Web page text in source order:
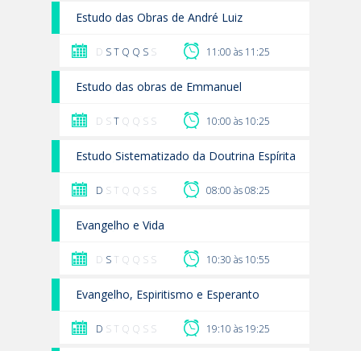
Estudo das Obras de André Luiz
D ST Q Q S S 11:00 às 11:25
Estudo das obras de Emmanuel
D ST Q Q S S 10:00 às 10:25
Estudo Sistematizado da Doutrina Espírita
D S T Q Q S S 08:00 às 08:25
Evangelho e Vida
D S T Q Q S S 10:30 às 10:55
Evangelho, Espiritismo e Esperanto
D S T Q Q S S 19:10 às 19:25